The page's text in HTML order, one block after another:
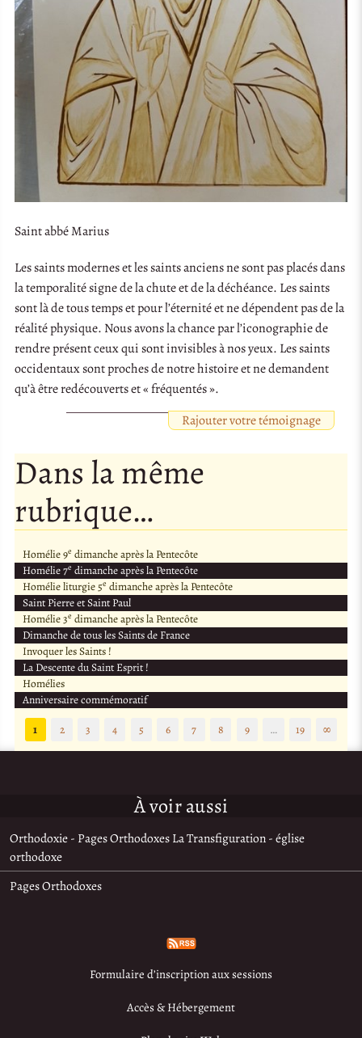
Saint abbé Marius
Les saints modernes et les saints anciens ne sont pas placés dans
la temporalité signe de la chute et de la déchéance. Les saints
sont là de tous temps et pour l’éternité et ne dépendent pas de la
réalité physique. Nous avons la chance par l’iconographie de
rendre présent ceux qui sont invisibles à nos yeux. Les saints
occidentaux sont proches de notre histoire et ne demandent
qu’à être redécouverts et « fréquentés ».
Rajouter votre témoignage
Dans la même
rubrique…
Homélie 9e dimanche après la Pentecôte
Homélie 7e dimanche après la Pentecôte
Homélie liturgie 5e dimanche après la Pentecôte
Saint Pierre et Saint Paul
Homélie 3e dimanche après la Pentecôte
Dimanche de tous les Saints de France
Invoquer les Saints !
La Descente du Saint Esprit !
Homélies
Anniversaire commémoratif
1
2 3 4 5 6 7 8 9 … 19 ∞
À voir aussi
Orthodoxie - Pages Orthodoxes La Transfiguration - église
orthodoxe
Pages Orthodoxes
Formulaire d’inscription aux sessions
Accès & Hébergement